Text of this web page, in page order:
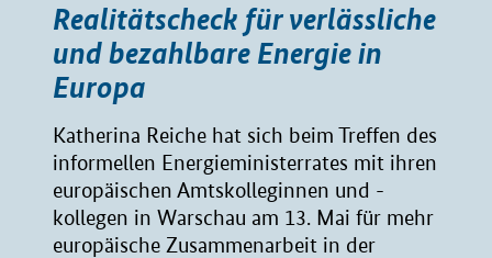
Realitätscheck für verlässliche
und bezahlbare Energie in
Europa
Katherina Reiche hat sich beim Treffen des
informellen Energieministerrates mit ihren
europäischen Amtskolleginnen und -
kollegen in Warschau am 13. Mai für mehr
europäische Zusammenarbeit in der